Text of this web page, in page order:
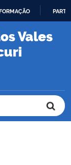
Vales